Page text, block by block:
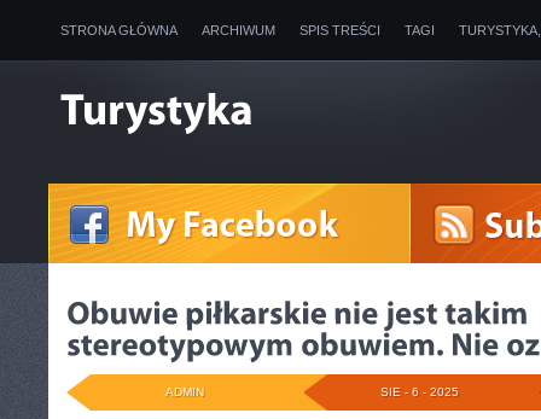
STRONA GŁÓWNA ARCHIWUM SPIS TREŚCI TAGI
SIE - 6 - 2025
ADMIN